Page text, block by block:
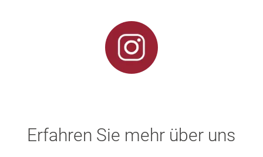
Erfahren Sie mehr über uns